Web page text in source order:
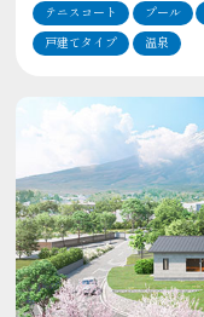
テニスコート プール
戸建てタイプ 温泉